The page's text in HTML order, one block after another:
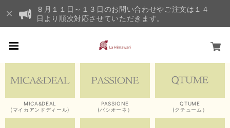
８月１１日～１３日のお問い合わせやご注文は１４
日より順次対応させていただきます。
MICA&DEAL
(マイカアンドディール)
PASSIONE
(パシオーネ）
QTUME
(クチューム）